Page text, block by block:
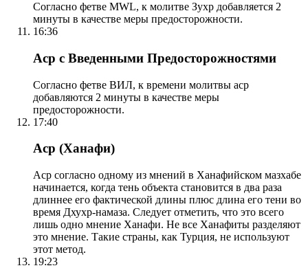
Согласно фетве MWL, к молитве Зухр добавляется 2
минуты в качестве меры предосторожности.
16:36
Аср с Введенными Предосторожностями
Согласно фетве ВИЛ, к времени молитвы аср
добавляются 2 минуты в качестве меры
предосторожности.
17:40
Аср (Ханафи)
Аср согласно одному из мнений в Ханафийском мазхабе
начинается, когда тень объекта становится в два раза
длиннее его фактической длины плюс длина его тени во
время Дхухр-намаза. Следует отметить, что это всего
лишь одно мнение Ханафи. Не все Ханафиты разделяют
это мнение. Такие страны, как Турция, не используют
этот метод.
19:23